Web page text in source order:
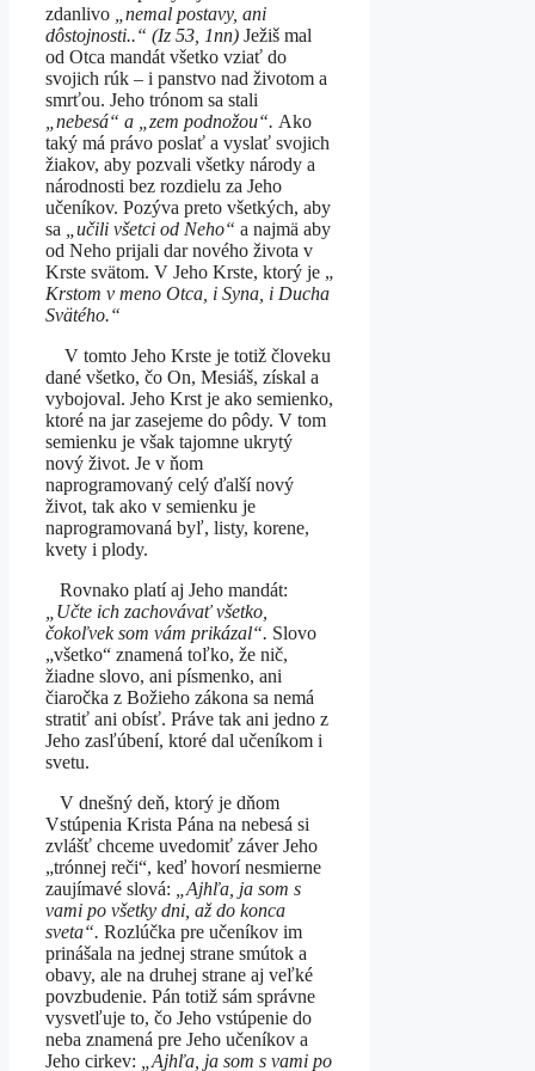
zdanlivo
„nemal postavy, ani
dôstojnosti..“ (Iz 53, 1nn) Ježiš mal
od Otca mandát všetko vziať do
svojich rúk – i panstvo nad životom a
smrťou. Jeho trónom sa stali
„nebesá“ a „zem podnožou“. Ako
taký má právo poslať a vyslať svojich
žiakov, aby pozvali všetky národy a
národnosti bez rozdielu za Jeho
učeníkov. Pozýva preto všetkých, aby
sa
„učili všetci od Neho“ a najmä aby
od Neho prijali dar nového života v
Krste svätom. V Jeho Krste, ktorý je „
Krstom v meno Otca, i Syna, i Ducha
Svätého.“
V tomto Jeho Krste je totiž človeku
dané všetko, čo On, Mesiáš, získal a
vybojoval. Jeho Krst je ako semienko,
ktoré na jar zasejeme do pôdy. V tom
semienku je však tajomne ukrytý
nový život. Je v ňom
naprogramovaný celý ďalší nový
život, tak ako v semienku je
naprogramovaná byľ, listy, korene,
kvety i plody.
Rovnako platí aj Jeho mandát:
„Učte ich zachovávať všetko,
čokoľvek som vám prikázal“. Slovo
„všetko“ znamená toľko, že nič,
žiadne slovo, ani písmenko, ani
čiaročka z Božieho zákona sa nemá
stratiť ani obísť. Práve tak ani jedno z
Jeho zasľúbení, ktoré dal učeníkom i
svetu.
V dnešný deň, ktorý je dňom
Vstúpenia Krista Pána na nebesá si
zvlášť chceme uvedomiť záver Jeho
„trónnej reči“, keď hovorí nesmierne
zaujímavé slová:
„Ajhľa, ja som s
vami po všetky dni, až do konca
sveta“. Rozlúčka pre učeníkov im
prinášala na jednej strane smútok a
obavy, ale na druhej strane aj veľké
povzbudenie. Pán totiž sám správne
vysvetľuje to, čo Jeho vstúpenie do
neba znamená pre Jeho učeníkov a
Jeho cirkev:
Ajhľa, ja som s vami po